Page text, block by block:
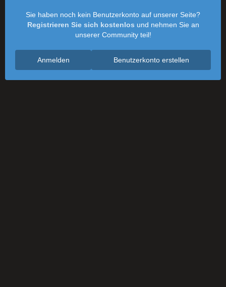
Sie haben noch kein Benutzerkonto auf unserer Seite?
Registrieren Sie sich kostenlos und nehmen Sie an
unserer Community teil!
Benutzerkonto erstellen
Anmelden